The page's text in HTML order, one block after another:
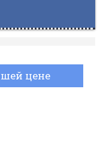
цене